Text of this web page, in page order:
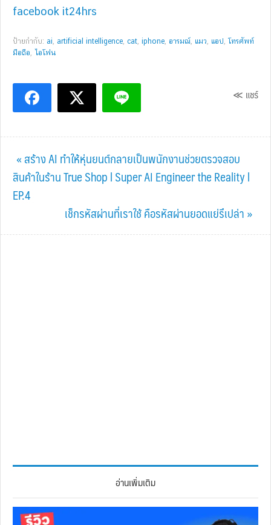
facebook it24hrs
ป้ายกำกับ: ai, artificial intelligence, cat, iphone, อารมณ์, แมว, แอป, โทรศัพท์
มือถือ, ไอโฟน
≪ แชร์
Previous
Post:
« สร้าง AI ทำให้หุ่นยนต์กลายเป็นพนักงานช่วยตรวจสอบ
สินค้าในร้าน True Shop l Super AI Engineer the Reality l
EP.4
Next
Post:
เช็กรหัสผ่านที่เราใช้ คือรหัสผ่านยอดแย่รึเปล่า »
อ่านเพิ่มเติม